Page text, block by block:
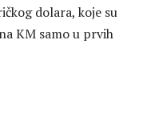
dolara, koje su
KM samo u prvih